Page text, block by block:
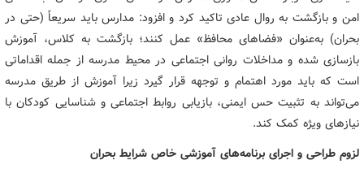
امن و بازگشت به روال عادی تاکید کرد و افزود: مدارس باید سریعاً (حتی در
بحران) به‌عنوان «فضاهای محافظ» عمل کنند؛ بازگشت به کلاس، آموزش
بازسازی شده و مداخلات روانی اجتماعی در محیط مدرسه از جمله اقداماتی
است که باید مورد اهتمام و توجهه قرار گیرد زیرا آموزش از طریق مدرسه
می‌تواند به تثبیت حس ایمنی، بازیابی روابط اجتماعی و شناسایی کودکان با
نیازهای ویژه کمک کند.
لزوم طراحی و اجرای برنامه‌های آموزشی خاص شرایط بحران